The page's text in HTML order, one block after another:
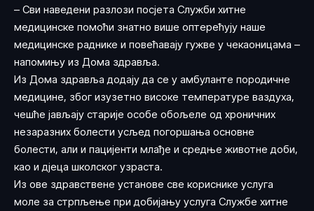
– Сви наведени разлози посјета Служби хитне
медицинске помоћи знатно више оптерећују наше
медицинске раднике и повећавају гужве у чекаоницама –
напомињу из Дома здравља.
Из Дома здравља додају да се у амбуланте породичне
медицине, због изузетно високе температуре ваздуха,
чешће јављају старије особе обољеле од хроничних
незаразних болести усљед погоршања основне
болести, али и пацијенти млађе и средње животне доби,
као и дјеца школског узраста.
Из ове здравствене установе све кориснике услуга
моле за стрпљење при добијању услуга Службе хитне